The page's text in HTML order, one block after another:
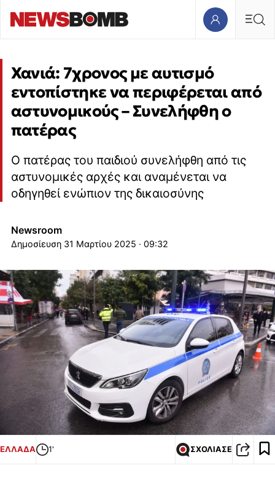
Χανιά: 7χρονος με αυτισμό
εντοπίστηκε να περιφέρεται από
αστυνομικούς – Συνελήφθη ο
πατέρας
Ο πατέρας του παιδιού συνελήφθη από τις
αστυνομικές αρχές και αναμένεται να
οδηγηθεί ενώπιον της δικαιοσύνης
Newsroom
31 Μαρτίου 2025 · 09:32
ΕΛΛΑΔΑ 1' ΣΧΟΛΙΑΣΕ